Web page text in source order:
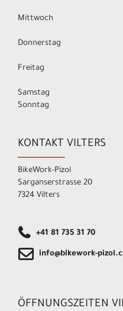
Mittwoch
Donnerstag
Freitag
Samstag
Sonntag
KONTAKT VILTERS
BikeWork-Pizol
Sarganserstrasse 20
7324 Vilters
+41 81 735 31 70
info@bikework-
ÖFFNUNGSZEITEN